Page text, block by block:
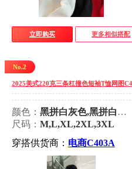
立即购买 更多相似搭配
No.2
2025美式220克三条杠撞色短袖T恤网图
颜色： 黑拼白灰色,黑拼白色,黑拼粉色,奶蓝拼杏色,花灰拼藏青色,黄拼藏青色
尺码： M,L,XL,2XL,3XL
穿搭供货商： 电商C403A